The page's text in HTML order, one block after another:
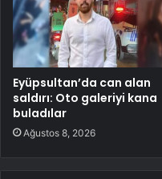
Eyüpsultan’da can alan
saldırı: Oto galeriyi kana
buladılar
Ağustos 8, 2026